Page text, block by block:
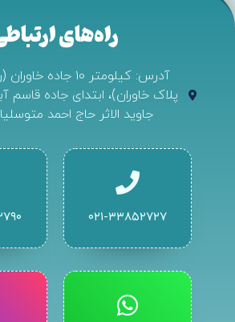
راه‌های
آدرس: کیلومتر ۱۰
پلاک خاوران)، ابتدای جاده قاسم
جاوید الاثر حاج احمد
۰۲۱-۳۳۸۵۲۷۲۷